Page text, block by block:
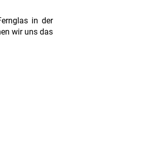
in der
wir uns das